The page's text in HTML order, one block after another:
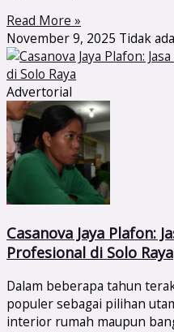
Read More »
November 9, 2025 Tidak
Advertorial
Casanova Jaya Plafon:
Profesional di Solo Raya
Dalam beberapa tahun
populer sebagai pilihan
interior rumah maupun